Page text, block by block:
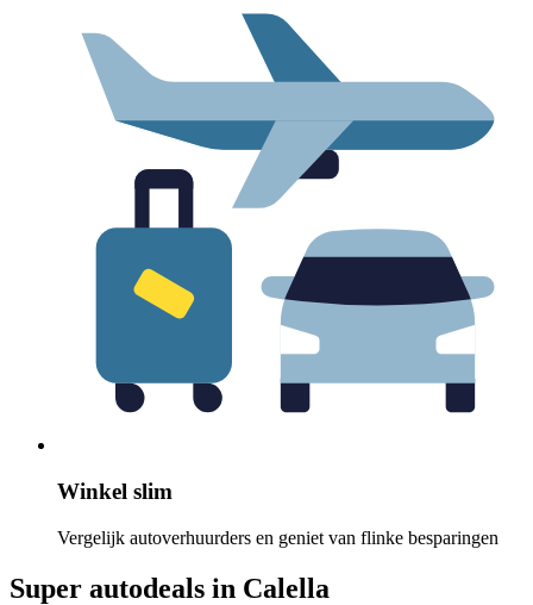
Winkel slim
Vergelijk autoverhuurders en geniet van flinke besparingen
Super autodeals in Calella